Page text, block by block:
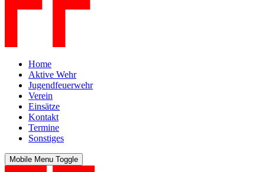
Home
Aktive Wehr
Jugendfeuerwehr
Verein
Einsätze
Kontakt
Termine
Sonstiges
Mobile Menu Toggle